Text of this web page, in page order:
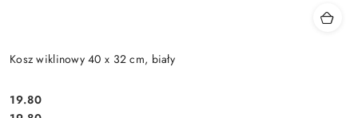
Kosz wiklinowy 40 x 32 cm, biały
19.80